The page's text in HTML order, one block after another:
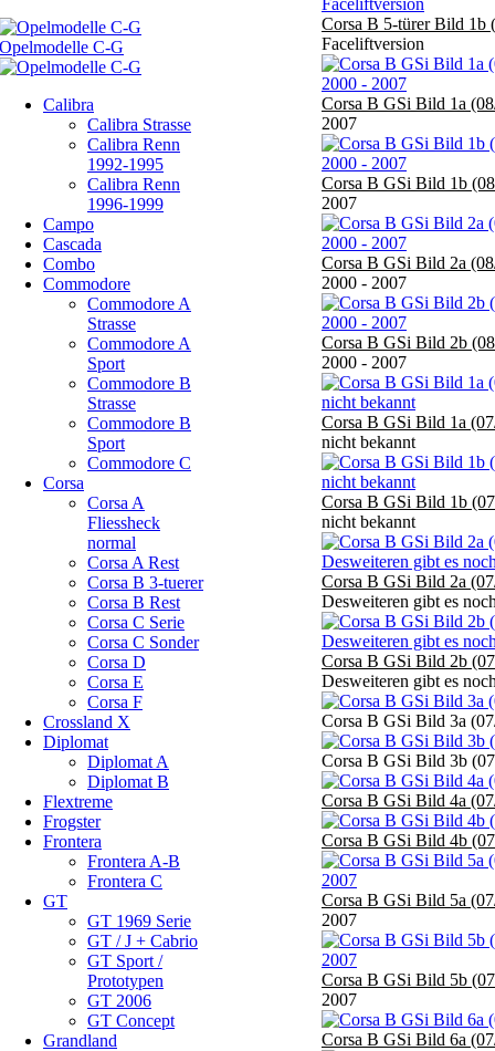
Calibra
Calibra Strasse
Calibra Renn
1992-1995
Calibra Renn
1996-1999
Campo
Cascada
Combo
Commodore
Commodore A
Strasse
Commodore A
Sport
Commodore B
Strasse
Commodore B
Sport
Commodore C
Corsa
Corsa A
Fliessheck
normal
Corsa A Rest
Corsa B 3-tuerer
Corsa B Rest
Corsa C Serie
Corsa C Sonder
Corsa D
Corsa E
Corsa F
Crossland X
Diplomat
Diplomat A
Diplomat B
Flextreme
Frogster
Frontera
Frontera A-B
Frontera C
GT
GT 1969 Serie
GT / J + Cabrio
GT Sport /
Prototypen
GT 2006
GT Concept
Grandland
Corsa B 5-türer Bild 1b
Faceliftversion
Corsa B GSi Bild 1a
2007
Corsa B GSi Bild 1b
2007
Corsa B GSi Bild 2a
2000 - 2007
Corsa B GSi Bild 2b
2000 - 2007
Corsa B GSi Bild 1a
nicht bekannt
Corsa B GSi Bild 1b
nicht bekannt
Corsa B GSi Bild 2a
Desweiteren gibt es
Corsa B GSi Bild 2b
Desweiteren gibt es
Corsa B GSi Bild 3a
Corsa B GSi Bild 3b
Corsa B GSi Bild 4a
Corsa B GSi Bild 4b
Corsa B GSi Bild 5a
2007
Corsa B GSi Bild 5b
2007
Corsa B GSi Bild 6a